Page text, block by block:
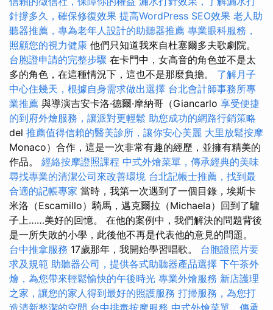
針撐多久，確保修復效果 提高WordPress SEO效果 老人助
聽器推薦，專為老年人設計的助聽器推薦 專業眼科服務，
照顧您的視力健康 他們只知道我來自杜塞爾多夫歌劇院。
台胞證申請的完整步驟 在卡門中，女高音的角色並不是太
多的角色，在這種情況下，這也不是那麼負擔。 了解月子
中心住幾天，根據自身需求做出選擇 台北會計師事務所專
業推薦 與導演吉安卡洛·德爾·摩納哥（Giancarlo 享受便捷
的到府外燴服務，讓派對更輕鬆 助您成功的網路行銷策略
del 推薦值得信賴的醫美診所，讓你安心美麗 大里放鬆按摩
Monaco）合作，這是一次非常有趣的經歷，並擁有精美的
作品。 經絡按摩證照課程 中式外燴菜單，傳承經典的美味
尋找專業的清潔公司來改善環境 台北記帳士推薦，找到最
合適的記帳專家 當時，我第一次遇到了一個目錄，埃斯卡
米洛（Escamillo）騎馬，邁克爾拉（Michaela）回到了驢
子上……美好的回憶。 在他的案例中，我們解決的問題背後
是一所失敗的小學，此後他不再是代表他的意見的問題。
台中推拿服務 17歲那年，我開始學習唱歌。 台胞證照片要
求及規範 助聽器公司，提供各式助聽器產品選擇 下午茶外
燴，為您帶來輕鬆愉快的午後時光 專業外燴服務 新店護理
之家，讓您的家人得到最好的照護服務 打掃服務，為您打
造清新整潔的空間 台中排毒按摩服務 中式外燴菜單，傳承